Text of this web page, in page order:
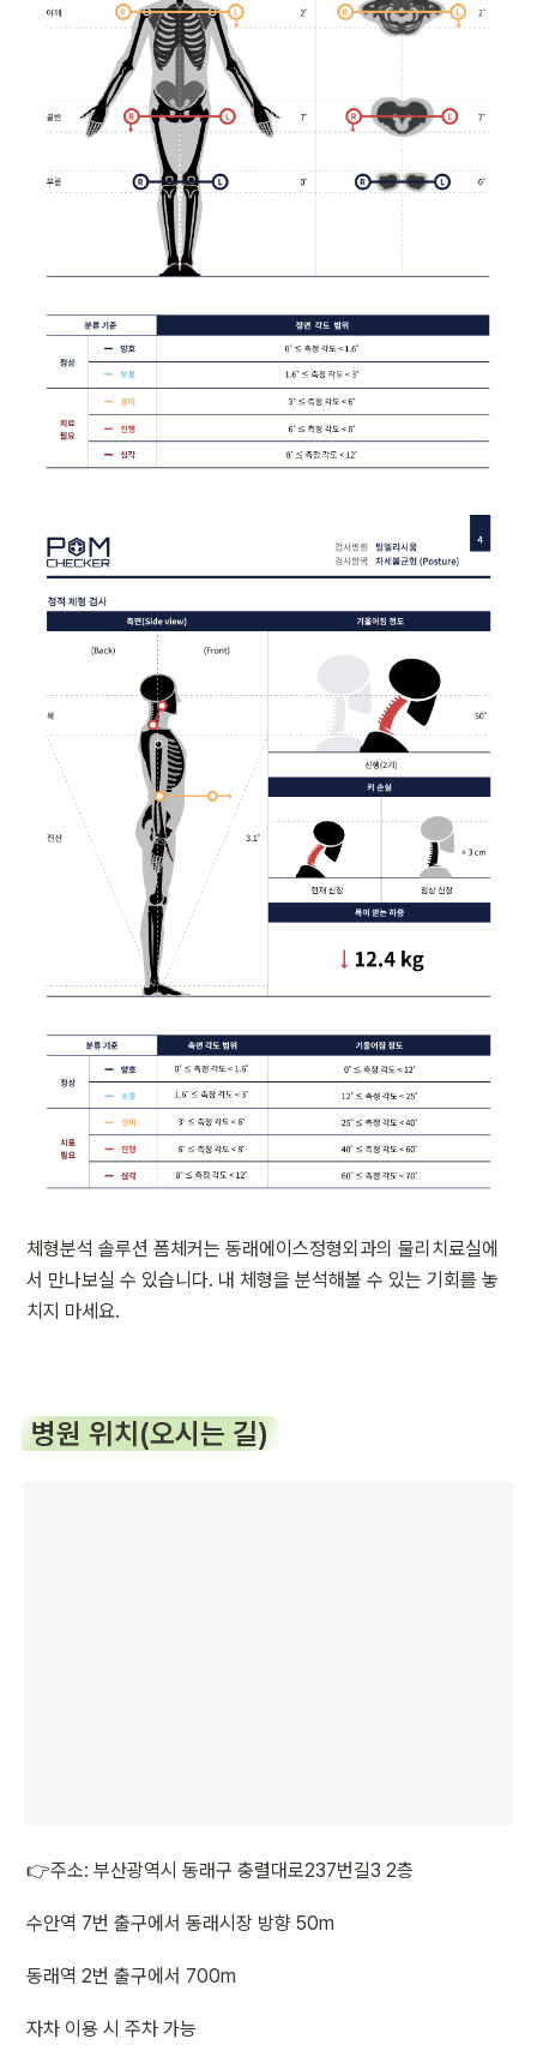
체형분석 솔루션 폼체커는 동래에이스정형외과의 물리치료실에
서 만나보실 수 있습니다. 내 체형을 분석해볼 수 있는 기회를 놓
치지 마세요.
병원 위치(오시는 길)
👉주소: 부산광역시 동래구 충렬대로237번길3 2층
수안역 7번 출구에서 동래시장 방향 50m
동래역 2번 출구에서 700m
자차 이용 시 주차 가능